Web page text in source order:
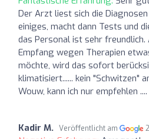
Der Arzt liest sich die
einiges, macht dann Tests und
das Personal ist sehr freundlich.
Empfang wegen Therapien
möchte, wird das sofort
klimatisiert...... kein "Schwitzen"
Wouw, kann ich nur empfehlen ....
Kadir M. Veröffentlicht am